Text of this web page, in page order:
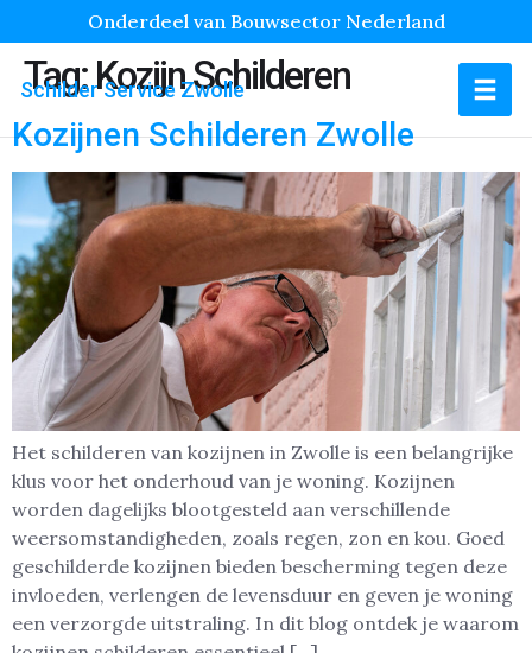
Onderdeel van Bouwsector Nederland
Schilder Service Zwolle
Tag:Kozijn Schilderen
Kozijnen Schilderen Zwolle
Het schilderen van kozijnen in Zwolle is een belangrijke
klus voor het onderhoud van je woning. Kozijnen
worden dagelijks blootgesteld aan verschillende
weersomstandigheden, zoals regen, zon en kou. Goed
geschilderde kozijnen bieden bescherming tegen deze
invloeden, verlengen de levensduur en geven je woning
een verzorgde uitstraling. In dit blog ontdek je waarom